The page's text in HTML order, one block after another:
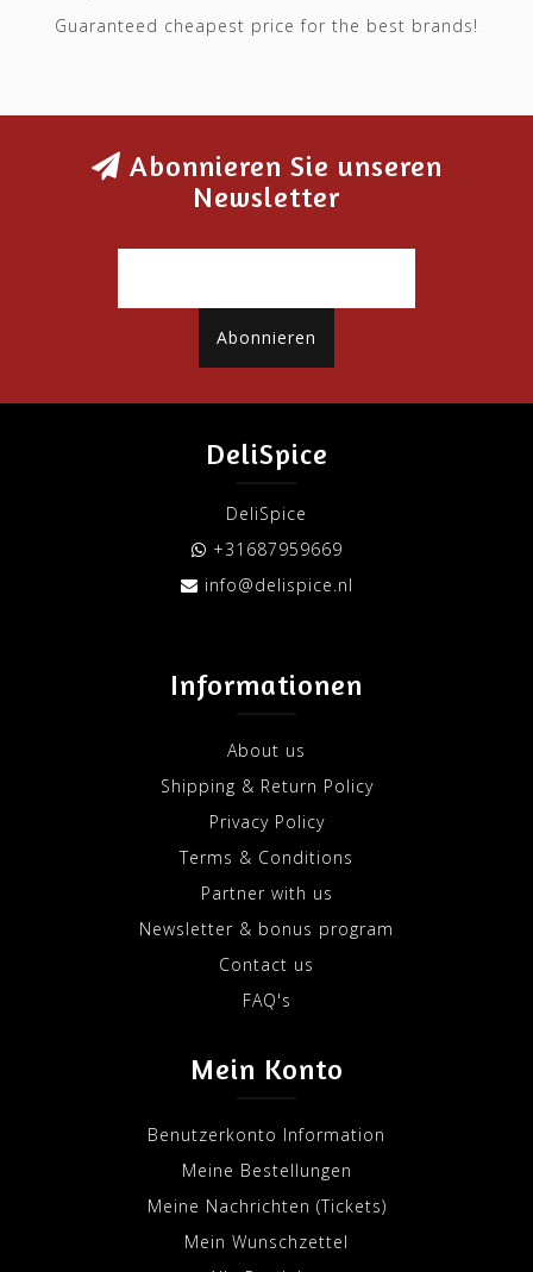
Guaranteed cheapest price for the best brands!
Abonnieren Sie unseren
Newsletter
Abonnieren
DeliSpice
DeliSpice
+31687959669
info@delispice.nl
Informationen
About us
Shipping & Return Policy
Privacy Policy
Terms & Conditions
Partner with us
Newsletter & bonus program
Contact us
FAQ's
Mein Konto
Benutzerkonto Information
Meine Bestellungen
Meine Nachrichten (Tickets)
Mein Wunschzettel